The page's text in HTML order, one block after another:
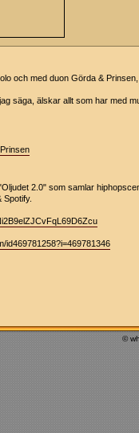
och med duon Görda & Prinsen,
säga, älskar allt som har med
2.0" som samlar
Spotify.
id469781258?i=469781346
©